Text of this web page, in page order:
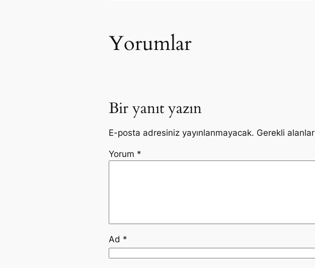
Yorumlar
Bir yanıt yazın
E-posta adresiniz yayınlanmayacak. Gerekli alanlar
Yorum *
Ad *